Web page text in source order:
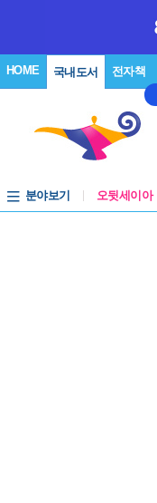
HOME 국내도서 전자책
분야보기 오뒷세이아